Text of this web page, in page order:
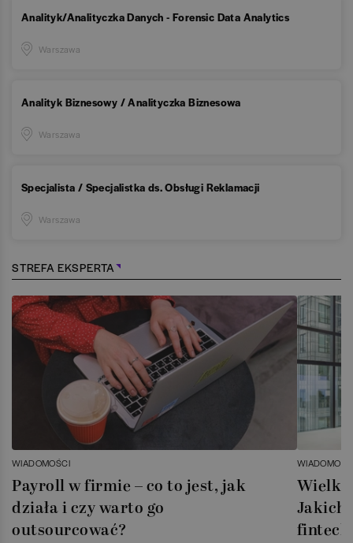
Analityk/Analityczka Danych - Forensic Data Analytics
Warszawa
Analityk Biznesowy / Analityczka Biznesowa
Warszawa
Specjalista / Specjalistka ds. Obsługi Reklamacji
Warszawa
STREFA EKSPERTA
WIADOMOŚCI
Payroll w firmie – co to jest, jak
działa i czy warto go
outsourcować?
Jakich